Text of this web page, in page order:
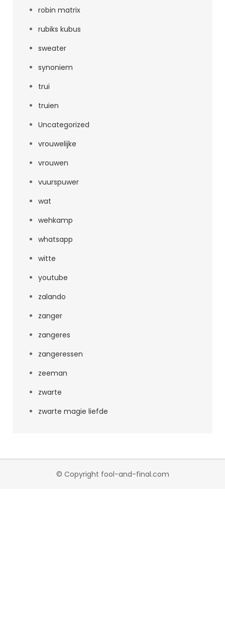
robin matrix
rubiks kubus
sweater
synoniem
trui
truien
Uncategorized
vrouwelijke
vrouwen
vuurspuwer
wat
wehkamp
whatsapp
witte
youtube
zalando
zanger
zangeres
zangeressen
zeeman
zwarte
zwarte magie liefde
© Copyright fool-and-final.com